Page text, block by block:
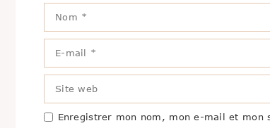
mail
web
Enregistrer mon nom, mon e-mail et mon